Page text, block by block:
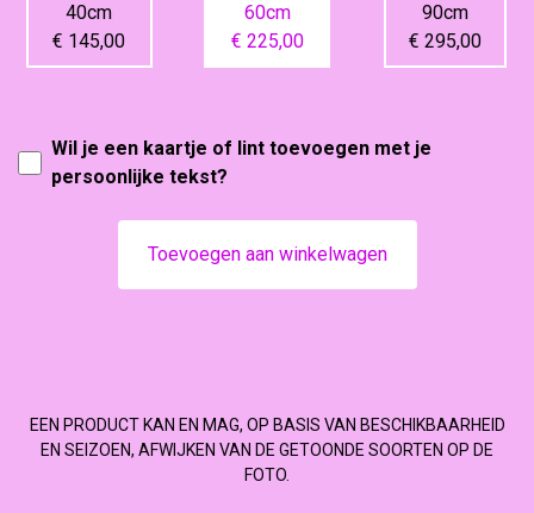
40cm
€ 145,00
60cm
€ 225,00
90cm
€ 295,00
Wil je een kaartje of lint toevoegen met je
persoonlijke tekst?
Toevoegen aan winkelwagen
EEN PRODUCT KAN EN MAG, OP BASIS VAN BESCHIKBAARHEID
EN SEIZOEN, AFWIJKEN VAN DE GETOONDE SOORTEN OP DE
FOTO.